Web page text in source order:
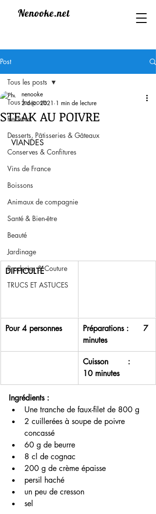
Nenooke.net
Post
Tous les posts
Recettes
Desserts, Pâtisseries & Gâteaux
Conserves & Confitures
Vins de France
Boissons
Animaux de compagnie
Santé & Bien-être
Beauté
Jardinage
Broderies & Couture
TRUCS ET ASTUCES
Tous les posts
STEAK AU POIVRE
nenooke
2 déc. 2021 1 min de lecture
VIANDES
DIFFICULTÉ
​Pour 4 personnes
Préparations :      7
minutes
Cuisson        :
10 minutes
Ingrédients :
Une tranche de faux-filet de 800 g
2 cuillerées à soupe de poivre
concassé
60 g de beurre
8 cl de cognac
200 g de crème épaisse
persil haché
un peu de cresson
sel